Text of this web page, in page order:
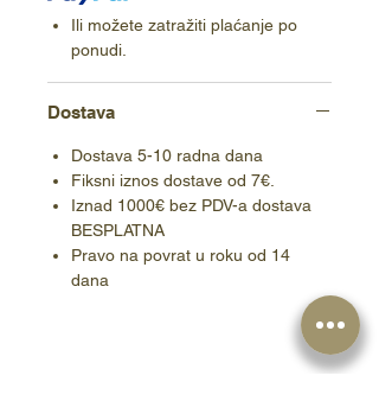
Ili možete zatražiti plaćanje po
ponudi.
Dostava
Dostava 5-10 radna dana
Fiksni iznos dostave od 7€.
Iznad 1000€ bez PDV-a dostava
BESPLATNA
Pravo na povrat u roku od 14
dana